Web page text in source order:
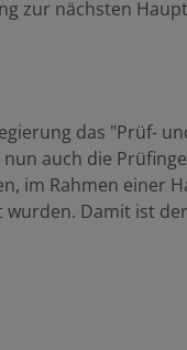
zur nächsten
das "Prüf-
auch die
im Rahmen einer
wurden. Damit ist